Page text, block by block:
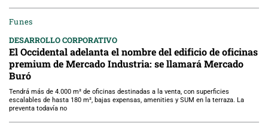
Funes
DESARROLLO CORPORATIVO
El Occidental adelanta el nombre del edificio de oficinas
premium de Mercado Industria: se llamará Mercado
Buró
Tendrá más de 4.000 m² de oficinas destinadas a la venta, con superficies
escalables de hasta 180 m², bajas expensas, amenities y SUM en la terraza. La
preventa todavía no